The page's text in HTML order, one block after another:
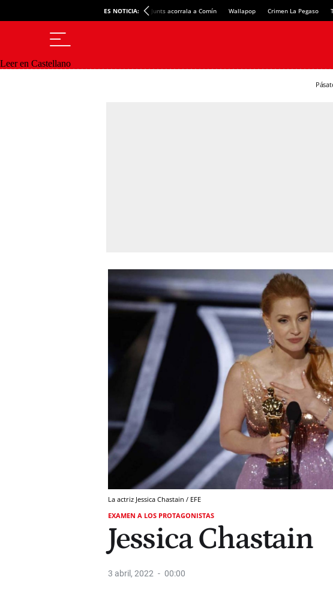
ES NOTICIA: Junts acorrala a Comín Wallapop Crimen La Pegaso
Leer en Castellano
La actriz Jessica Chastain / EFE
EXAMEN A LOS PROTAGONISTAS
Jessica Chastain
3 abril, 2022 00:00